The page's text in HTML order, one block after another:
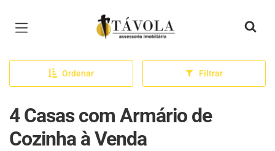
Página inicial
Ordenar Filtrar
4 Casas com Armário de
Cozinha à Venda